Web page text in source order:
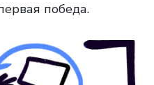
победа.